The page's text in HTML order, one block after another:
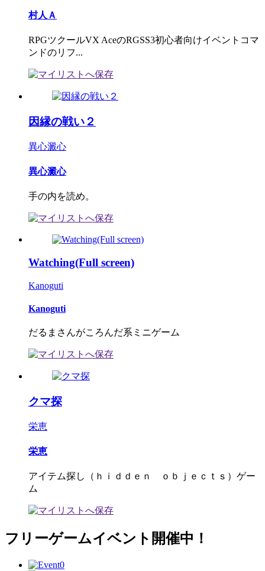
村人Ａ
RPGツクールVX AceのRGSS3初心者向けイベントコマ
ンドのリフ...
因縁の戦い２
異心澱心
異心澱心
手の内を読め。
Watching(Full screen)
Kanoguti
Kanoguti
だるまさんがころんだ系ミニゲーム
クマ探
栄恵
栄恵
アイテム探し（ｈｉｄｄｅｎ ｏｂｊｅｃｔｓ）ゲー
ム
フリーゲームイベント開催中！